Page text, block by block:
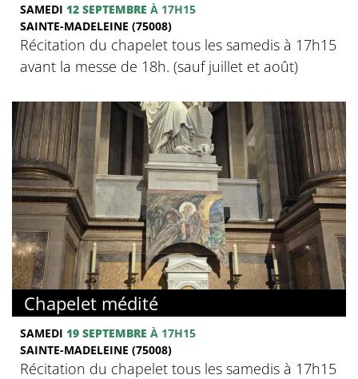
SAMEDI 12 SEPTEMBRE À 17H15
SAINTE-MADELEINE (75008)
Récitation du chapelet tous les samedis à 17h15
avant la messe de 18h. (sauf juillet et août)
Chapelet médité
SAMEDI 19 SEPTEMBRE À 17H15
SAINTE-MADELEINE (75008)
Récitation du chapelet tous les samedis à 17h15